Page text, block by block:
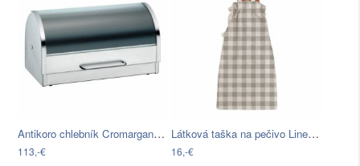
Antikoro chlebník Cromargan® WMF, 39 x…
113,-€
Látková taška na pečivo Linen Couture…
16,-€